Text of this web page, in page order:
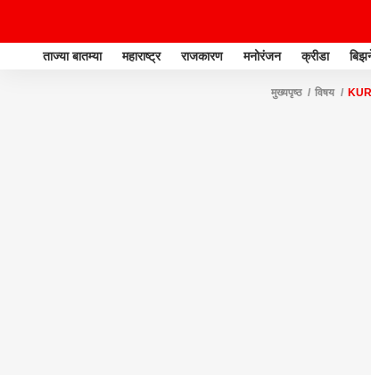
ताज्या बातम्या महाराष्ट्र राजकारण मनोरंजन क्रीडा
मुख्यपृष्ठ विषय